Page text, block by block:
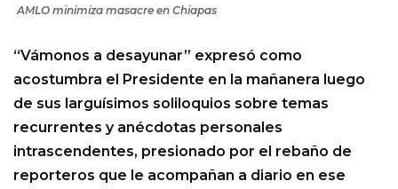
AMLO minimiza masacre en Chiapas
“Vámonos a desayunar” expresó como
acostumbra el Presidente en la mañanera luego
de sus larguísimos soliloquios sobre temas
recurrentes y anécdotas personales
intrascendentes, presionado por el rebaño de
reporteros que le acompañan a diario en ese